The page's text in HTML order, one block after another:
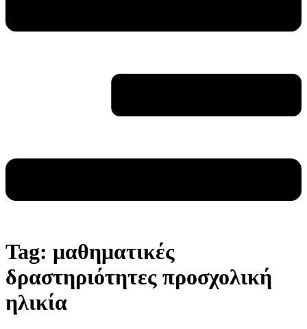
Tag: μαθηματικές
δραστηριότητες προσχολική
ηλικία